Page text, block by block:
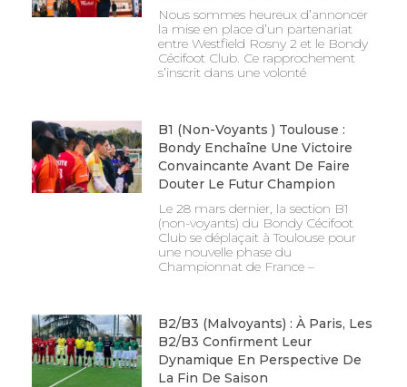
Nous sommes heureux d’annoncer
la mise en place d’un partenariat
entre Westfield Rosny 2 et le Bondy
Cécifoot Club. Ce rapprochement
s’inscrit dans une volonté
B1 (non-Voyants ) Toulouse :
Bondy Enchaîne Une Victoire
Convaincante Avant De Faire
Douter Le Futur Champion
Le 28 mars dernier, la section B1
(non-voyants) du Bondy Cécifoot
Club se déplaçait à Toulouse pour
une nouvelle phase du
Championnat de France –
B2/B3 (malvoyants) : À Paris, Les
B2/B3 Confirment Leur
Dynamique En Perspective De
La Fin De Saison